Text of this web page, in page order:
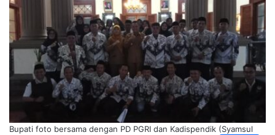
Bupati foto bersama dengan PD PGRI dan Kadispendik (Syamsul